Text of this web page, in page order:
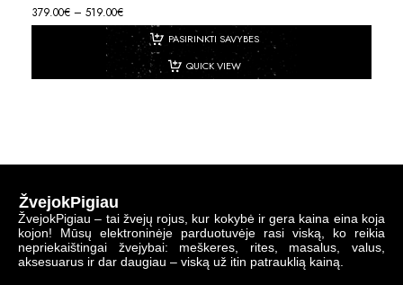
379.00€ – 519.00€
PASIRINKTI SAVYBES
QUICK VIEW
ŽvejokPigiau
ŽvejokPigiau – tai žvejų rojus, kur kokybė ir gera kaina eina koja
kojon! Mūsų elektroninėje parduotuvėje rasi viską, ko reikia
nepriekaištingai žvejybai: meškeres, rites, masalus, valus,
aksesuarus ir dar daugiau – viską už itin patrauklią kainą.